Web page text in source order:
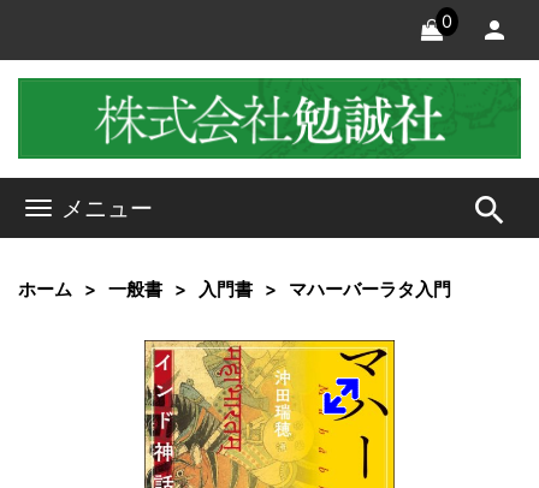
0
メニュー search
ホーム 一般書 入門書 マハーバーラタ入門